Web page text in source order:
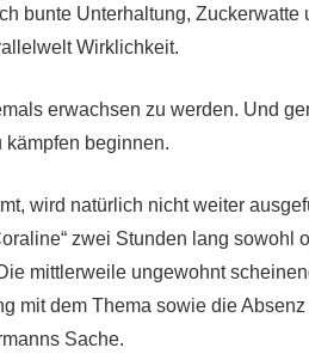
bunte Unterhaltung, Zuckerwatte
Wirklichkeit.
erwachsen zu werden. Und
kämpfen beginnen.
wird natürlich nicht weiter
zwei Stunden lang sowohl
mittlerweile ungewohnt
mit dem Thema sowie die
Sache.